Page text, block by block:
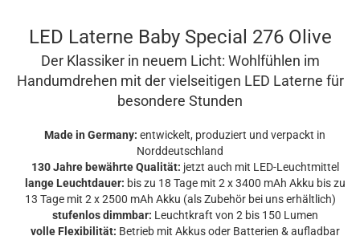
LED Laterne Baby Special 276 Olive
Der Klassiker in neuem Licht: Wohlfühlen im
Handumdrehen mit der vielseitigen LED Laterne für
besondere Stunden
Made in Germany: entwickelt, produziert und verpackt in
Norddeutschland
130 Jahre bewährte Qualität: jetzt auch mit LED-Leuchtmittel
lange Leuchtdauer: bis zu 18 Tage mit 2 x 3400 mAh Akku bis zu
13 Tage mit 2 x 2500 mAh Akku (als Zubehör bei uns erhältlich)
stufenlos dimmbar: Leuchtkraft von 2 bis 150 Lumen
volle Flexibilität: Betrieb mit Akkus oder Batterien & aufladbar